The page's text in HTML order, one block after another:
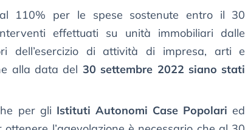
110% per le spese sostenute entro il 30
effettuati su unità immobiliari dalle
dell’esercizio di attività di impresa, arti e
alla data del 30 settembre 2022 siano stati
per gli Istituti Autonomi Case Popolari ed